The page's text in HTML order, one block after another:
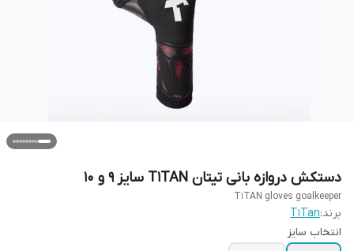
دستکش دروازه بانی تیتان T1TAN سایز ۹ و ۱۰
T1TAN gloves goalkeeper
برند:T1Tan
انتخاب سایز